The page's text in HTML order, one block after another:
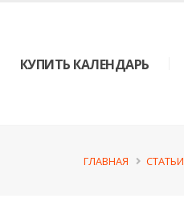
КУПИТЬ КАЛЕНДАРЬ
ГЛАВНАЯ СТАТЬИ